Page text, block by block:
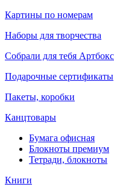
Картины по номерам
Наборы для творчества
Собрали для тебя
Подарочные сертификаты
Пакеты, коробки
Канцтовары
Бумага офисная
Блокноты премиум
Тетради, блокноты
Книги